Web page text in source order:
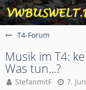
T4-Forum
Musik im T4:
Was tun...?
StefanmitF 7.